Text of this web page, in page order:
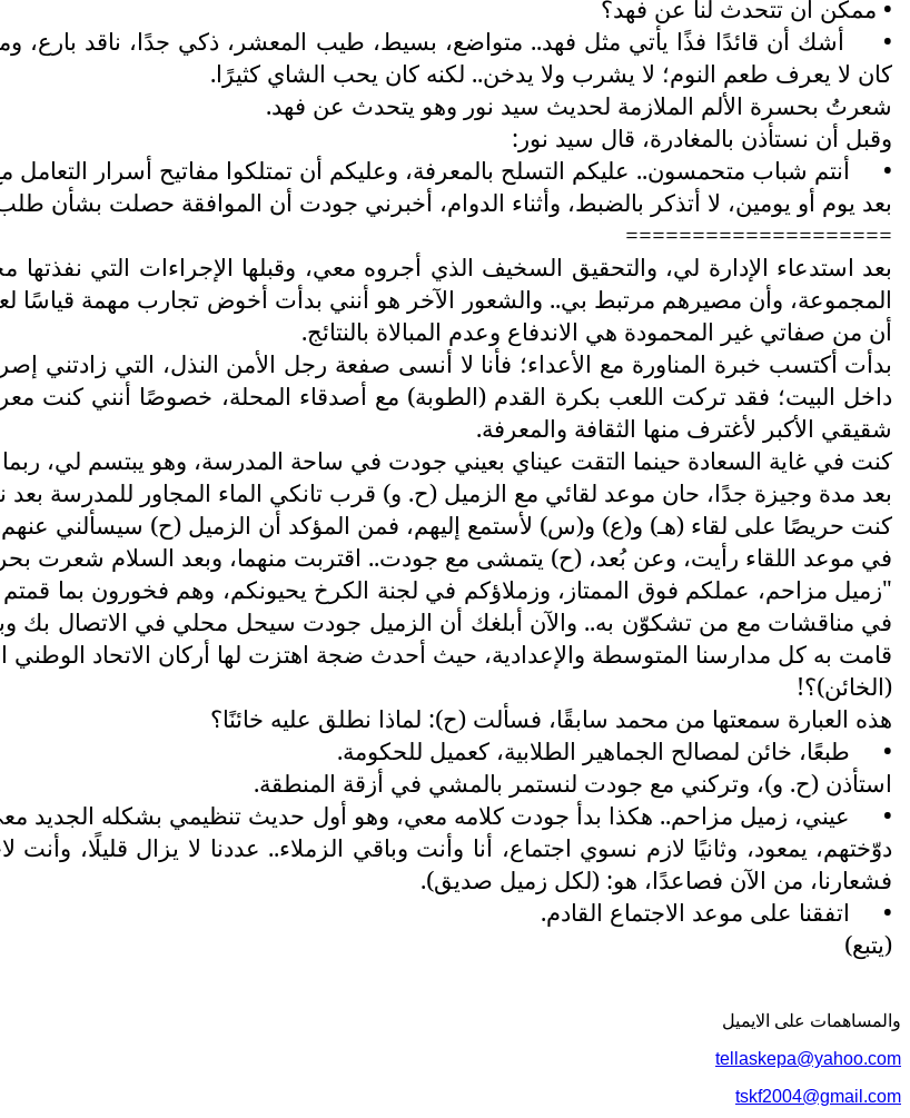
• ممكن أن تتحدث لنا عن فهد؟
•
أشك أن قائدًا فذًا يأتي مثل فهد.. متواضع، بسيط، طيب المعشر، ذكي جدًا، ناقد بارع،
كان لا يعرف طعم النوم؛ لا يشرب ولا يدخن.. لكنه كان يحب الشاي كثيرًا.
شعرتُ بحسرة الألم الملازمة لحديث سيد نور وهو يتحدث عن فهد.
وقبل أن نستأذن بالمغادرة، قال سيد نور:
•
أنتم شباب متحمسون.. عليكم التسلح بالمعرفة، وعليكم أن تمتلكوا مفاتيح أسرار
بعد يوم أو يومين، لا أتذكر بالضبط، وأثناء الدوام، أخبرني جودت أن الموافقة حصلت بشأن
====================
بعد استدعاء الإدارة لي، والتحقيق السخيف الذي أجروه معي، وقبلها الإجراءات التي
المجموعة، وأن مصيرهم مرتبط بي.. والشعور الآخر هو أنني بدأت أخوض تجارب مهمة قياسًا
أن من صفاتي غير المحمودة هي الاندفاع وعدم المبالاة بالنتائج.
بدأت أكتسب خبرة المناورة مع الأعداء؛ فأنا لا أنسى صفعة رجل الأمن النذل، التي
داخل البيت؛ فقد تركت اللعب بكرة القدم (الطوبة) مع أصدقاء المحلة، خصوصًا أنني كنت
شقيقي الأكبر لأغترف منها الثقافة والمعرفة.
كنت في غاية السعادة حينما التقت عيناي بعيني جودت في ساحة المدرسة، وهو يبتسم لي، ربما
بعد مدة وجيزة جدًا، حان موعد لقائي مع الزميل (ح. و) قرب تانكي الماء المجاور للمدرسة بعد
كنت حريصًا على لقاء (هـ) و(ع) و(س) لأستمع إليهم، فمن المؤكد أن الزميل (ح) سيسألني
في موعد اللقاء رأيت، وعن بُعد، (ح) يتمشى مع جودت.. اقتربت منهما، وبعد السلام شعرت
"زميل مزاحم، عملكم فوق الممتاز، وزملاؤكم في لجنة الكرخ يحيونكم، وهم فخورون بما قمتم
في مناقشات مع من تشكوّن به.. والآن أبلغك أن الزميل جودت سيحل محلي في الاتصال بك
قامت به كل مدارسنا المتوسطة والإعدادية، حيث أحدث ضجة اهتزت لها أركان الاتحاد الوطني
(الخائن)؟!
هذه العبارة سمعتها من محمد سابقًا، فسألت (ح): لماذا نطلق عليه خائنًا؟
•
طبعًا، خائن لمصالح الجماهير الطلابية، كعميل للحكومة.
استأذن (ح. و)، وتركني مع جودت لنستمر بالمشي في أزقة المنطقة.
•
عيني، زميل مزاحم.. هكذا بدأ جودت كلامه معي، وهو أول حديث تنظيمي بشكله الجديد
دوّختهم، يمعود، وثانيًا لازم نسوي اجتماع، أنا وأنت وباقي الزملاء.. عددنا لا يزال قليلًا،
فشعارنا، من الآن فصاعدًا، هو: (لكل زميل صديق).
•
اتفقنا على موعد الاجتماع القادم.
(يتبع)
والمساهمات علی الایمیل
tellaskepa@yahoo.com
tskf2004@gmail.com